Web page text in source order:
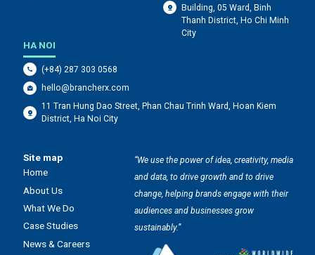
Building, 05 Ward, Binh
Thanh District, Ho Chi Minh
City
HA NOI
(+84) 287 303 0568
hello@brancherx.com
11 Tran Hung Dao Street, Phan Chau Trinh Ward, Hoan Kiem
District, Ha Noi City
Site map
Home
About Us
What We Do
Case Studies
News & Careers
“We use the power of idea, creativity, media
and data, to drive growth and to drive
change, helping brands engage with their
audiences and businesses grow
sustainably.”